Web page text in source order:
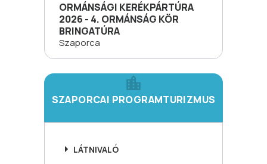
ORMÁNSÁGI KERÉKPÁRTÚRA
2026 - 4. ORMÁNSÁG KÖR
BRINGATÚRA
Szaporca
SZAPORCAI PROGRAMTURIZMUS
LÁTNIVALÓ